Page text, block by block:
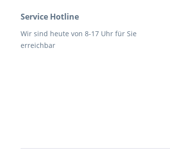
Service Hotline
Wir sind heute von 8-17 Uhr für Sie
erreichbar